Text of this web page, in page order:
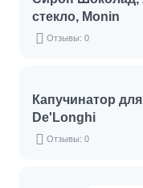
стекло, Monin
Отзывы: 0
Капучинатор
De'Longhi
Отзывы: 0